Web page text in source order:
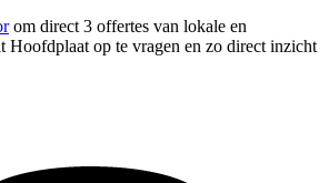
om direct 3 offertes van lokale en
Hoofdplaat op te vragen en zo direct inzicht